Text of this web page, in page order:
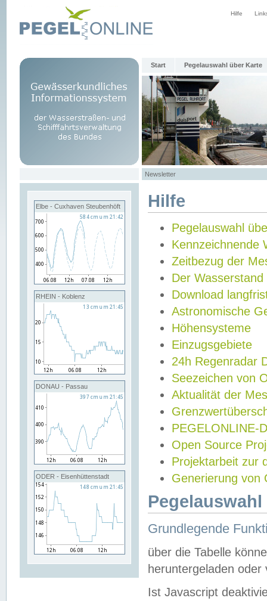
Hilfe
Start Pegelauswahl über Karte
Newsletter
Elbe - Cuxhaven Steubenhöft
RHEIN - Koblenz
DONAU - Passau
ODER - Eisenhüttenstadt
Hilfe
Pegelauswahl
Kennzeichnende
Zeitbezug der
Der Wasserstand
Download
Astronomische
Höhensysteme
Einzugsgebiete
24h Regenradar
Seezeichen von
Aktualität der
PEGELONLINE-
Open Source
Projektarbeit zur
Generierung von
Grundlegende
über die Tabelle
heruntergeladen oder
Ist Javascript